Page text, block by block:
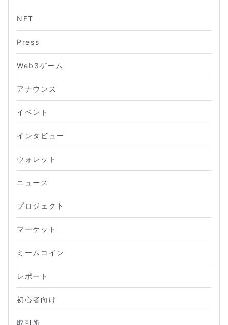
NFT
Press
Web3ゲーム
アナウンス
イベント
インタビュー
ウォレット
ニュース
プロジェクト
マーケット
ミームコイン
レポート
初心者向け
取引所